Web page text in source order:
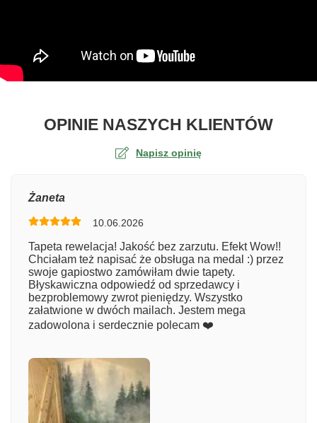
OPINIE NASZYCH KLIENTÓWO
Napisz opinię
Numer zamówienia
Imię
Żaneta
10.06.2026
Tapeta rewelacja! Jakość bez zarzutu. Efekt Wow!!
Chciałam też napisać że obsługa na medal :) przez
swoje gapiostwo zamówiłam dwie tapety.
Błyskawiczna odpowiedź od sprzedawcy i
bezproblemowy zwrot pieniędzy. Wszystko
załatwione w dwóch mailach. Jestem mega
zadowolona i serdecznie polecam ❤️